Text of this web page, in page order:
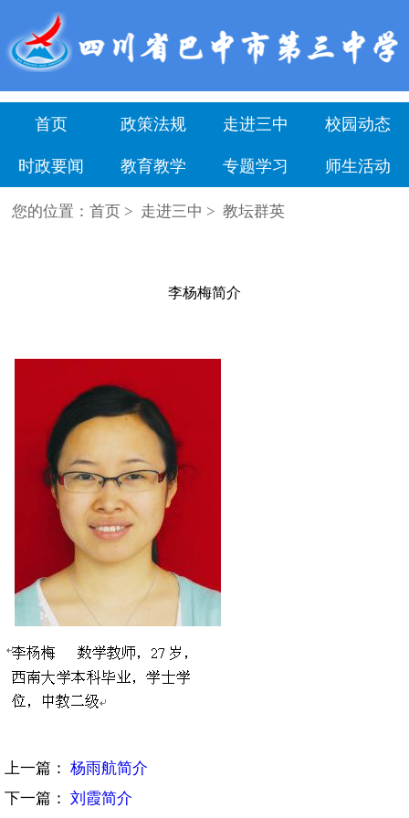
首页 政策法规 走进三中 校园动态
时政要闻 教育教学 专题学习 师生活动
您的位置：首页 > 走进三中 >教坛群英
李杨梅简介
上一篇： 杨雨航简介
下一篇： 刘霞简介